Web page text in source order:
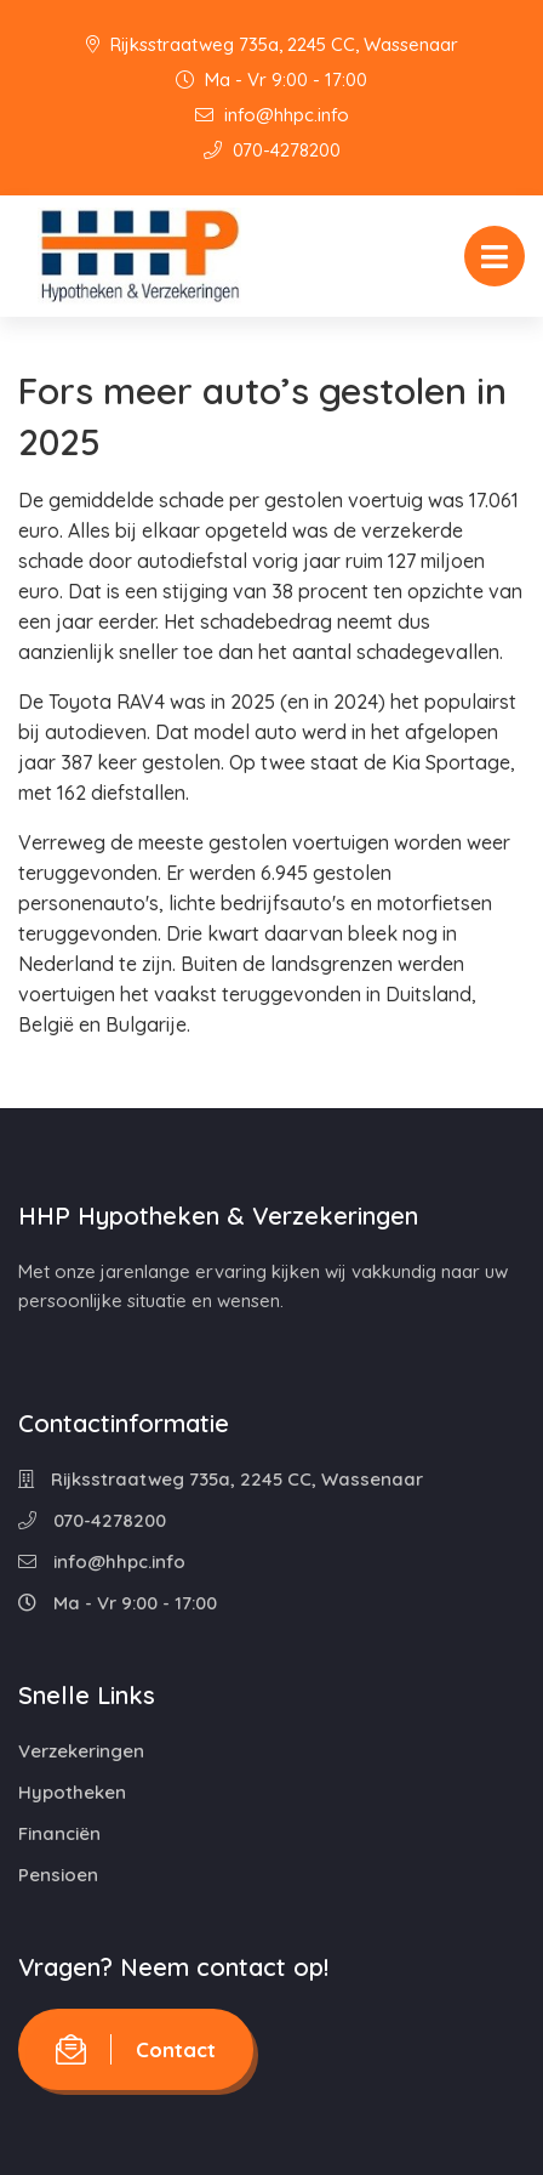
Rijksstraatweg 735a, 2245 CC, Wassenaar
Ma - Vr 9:00 - 17:00
info@hhpc.info
070-4278200
Fors meer auto’s gestolen in
2025
De gemiddelde schade per gestolen voertuig was 17.061
euro. Alles bij elkaar opgeteld was de verzekerde
schade door autodiefstal vorig jaar ruim 127 miljoen
euro. Dat is een stijging van 38 procent ten opzichte van
een jaar eerder. Het schadebedrag neemt dus
aanzienlijk sneller toe dan het aantal schadegevallen.
De Toyota RAV4 was in 2025 (en in 2024) het populairst
bij autodieven. Dat model auto werd in het afgelopen
jaar 387 keer gestolen. Op twee staat de Kia Sportage,
met 162 diefstallen.
Verreweg de meeste gestolen voertuigen worden weer
teruggevonden. Er werden 6.945 gestolen
personenauto's, lichte bedrijfsauto's en motorfietsen
teruggevonden. Drie kwart daarvan bleek nog in
Nederland te zijn. Buiten de landsgrenzen werden
voertuigen het vaakst teruggevonden in Duitsland,
België en Bulgarije.
HHP Hypotheken & Verzekeringen
Met onze jarenlange ervaring kijken wij vakkundig naar uw
persoonlijke situatie en wensen.
Contactinformatie
Rijksstraatweg 735a, 2245 CC, Wassenaar
070-4278200
info@hhpc.info
Ma - Vr 9:00 - 17:00
Snelle Links
Verzekeringen
Hypotheken
Financiën
Pensioen
Vragen? Neem contact op!
Contact